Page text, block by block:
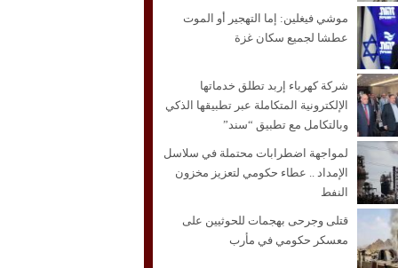
موشي فيغلين: إما التهجير أو الموت
عطشا لجميع سكان غزة
شركة كهرباء إربد تطلق خدماتها
الإلكترونية المتكاملة عبر تطبيقها الذكي
وبالتكامل مع تطبيق “سند”
لمواجهة اضطرابات محتملة في سلاسل
الإمداد .. عطاء حكومي لتعزيز مخزون
النفط
قتلى وجرحى بهجمات للحوثيين على
معسكر حكومي في مأرب